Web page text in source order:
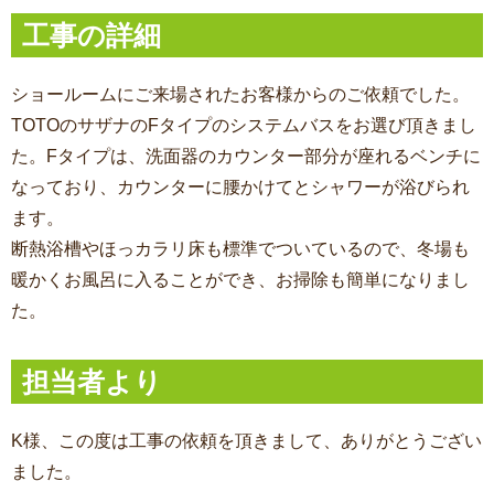
工事の詳細
ショールームにご来場されたお客様からのご依頼でした。
TOTOのサザナのFタイプのシステムバスをお選び頂きまし
た。Fタイプは、 洗面器のカウンター部分が座れるベンチに
なっており、カウンターに腰かけてとシャワーが浴びられ
ます。
断熱浴槽やほっカラリ床も標準でついているので、冬場も
暖かくお風呂に入ることができ、お掃除も簡単になりまし
た。
担当者より
K様、この度は工事の依頼を頂きまして、ありがとうござい
ました。